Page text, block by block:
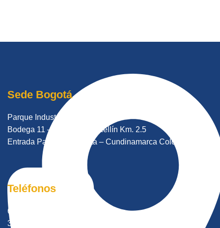
Sede Bogotá
Parque Industrial Lutransa
Bodega 11 – Autopista Medellín Km. 2.5
Entrada Parecelas – Cota – Cundinamarca Colombia.
Teléfonos
601 8966121
315 6953932